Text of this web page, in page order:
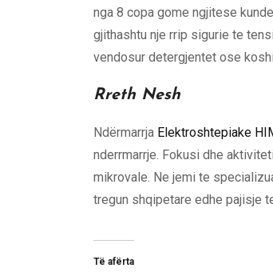
nga 8 copa gome ngjitese
gjithashtu nje rrip sigurie te
vendosur detergjentet ose
Rreth Nesh
Ndërmarrja Elektroshtepiake
nderrmarrje. Fokusi dhe
mikrovale. Ne jemi te
tregun shqipetare edhe pajisje
Të afërta